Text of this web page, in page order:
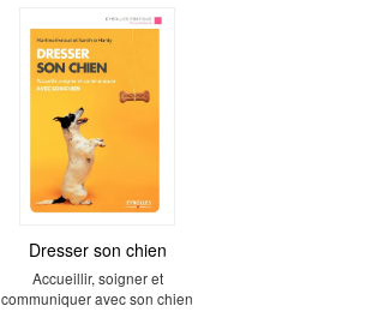
Dresser son chien
Accueillir, soigner et
communiquer avec son chien